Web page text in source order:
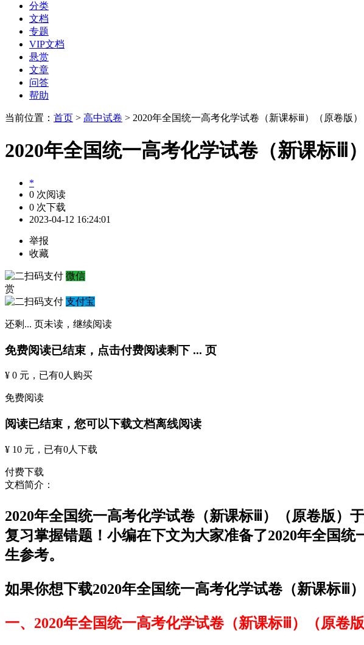
分类
文档
专题
VIP文档
悬赏
文章
问答
帮助
当前位置： 首页 > 高中试卷 > 2020年全国统一高考化学试卷（新课标ⅲ）（原卷版）
2020年全国统一高考化学试卷（新课标ⅲ
*
0 次阅读
0 次下载
2023-04-12 16:24:01
举报
收藏
微信
赏
支付宝
还剩 ... 页未读， 继续阅读
免费阅读已结束，点击付费阅读剩下 ... 页
¥ 0 元 ，已有0人购买
免费阅读
阅读已结束，您可以下载文档离线阅读
¥ 10 元 ，已有0人下载
付费下载
文档简介：
2020年全国统一高考化学试卷（新课标ⅲ）（原卷版）
复习掌握错题！小编在下文为大家准备了2020年全国
生参考。
如果你想下载2020年全国统一高考化学试卷（新课标ⅲ
一、2020年全国统一高考化学试卷（新课标ⅲ）（原卷版